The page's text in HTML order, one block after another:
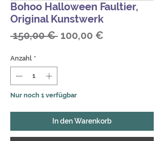
Bohoo Halloween Faultier,
Original Kunstwerk
150,00 € Standardpreis
100,00 €
Anzahl *
Nur noch 1 verfügbar
In den Warenkorb